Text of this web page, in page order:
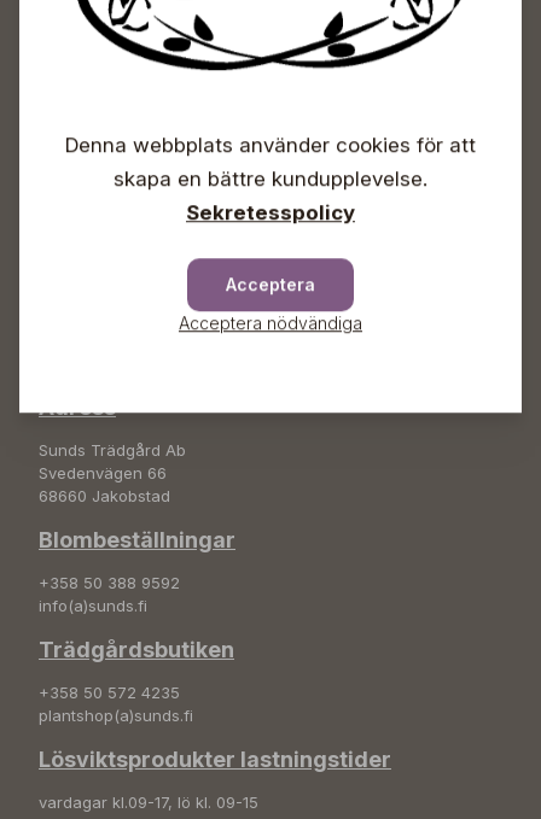
Söndagar Självbetjäning
Adress
Sunds Trädgård Ab
Svedenvägen 66
68660 Jakobstad
Blombeställningar
+358 50 388 9592
info(a)sunds.fi
Trädgårdsbutiken
+358 50 572 4235
plantshop(a)sunds.fi
Lösviktsprodukter lastningstider
vardagar kl.09-17, lö kl. 09-15
Denna webbplats använder cookies för att
skapa en bättre kundupplevelse.
Sekretesspolicy
Acceptera
Acceptera nödvändiga